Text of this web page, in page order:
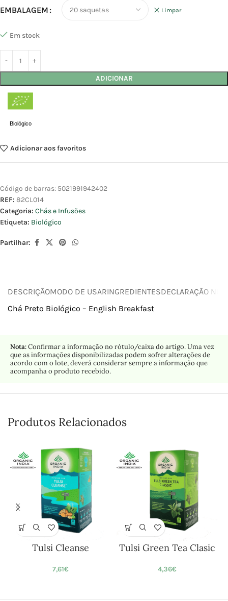
EMBALAGEM Limpar
Em stock
ADICIONAR
Biológico
Adicionar aos favoritos
Código de barras: 5021991942402
REF: 82CL014
Categoria: Chás e Infusões
Etiqueta: Biológico
Partilhar:
DESCRIÇÃOMODO DE USARINGREDIENTESDECLARAÇÃO
Chá Preto Biológico – English Breakfast
Nota:Confirmar a informação no rótulo/caixa do artigo. Uma vez
que as informações disponibilizadas podem sofrer alterações de
acordo com o lote, deverá considerar sempre a informação que
acompanha o produto recebido.
Produtos Relacionados
Tulsi Cleanse
7,61€
Tulsi Green Tea Clasic
4,36€